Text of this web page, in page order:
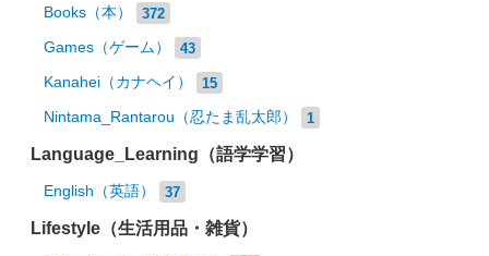
Books（本） 372
Games（ゲーム） 43
Kanahei（カナヘイ） 15
Nintama_Rantarou（忍たま乱太郎） 1
Language_Learning（語学学習）
English（英語） 37
Lifestyle（生活用品・雑貨）